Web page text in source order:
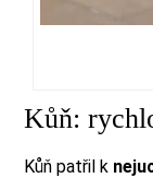
Kůň:
Kůň patřil k